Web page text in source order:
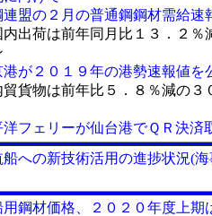
連盟の２月の普通鋼鋼材需給速
内出荷は前年同月比１３．２％
港が２０１９年の港勢速報値を
貿貨物は前年比５．８％減の３
洋フェリーが仙台港でＱＲ決済
船への新技術活用の進捗状況(
用鋼材価格、２０２０年度上